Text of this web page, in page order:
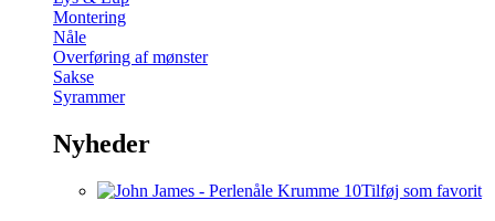
Montering
Nåle
Overføring af mønster
Sakse
Syrammer
Nyheder
Tilføj som favorit